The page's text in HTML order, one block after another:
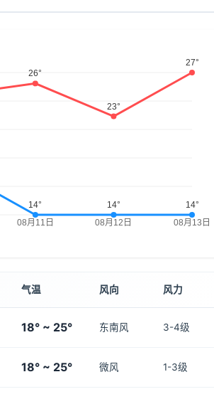
气温 风向 风力
18° ~ 25° 东南风 3-4级
18° ~ 25° 微风 1-3级